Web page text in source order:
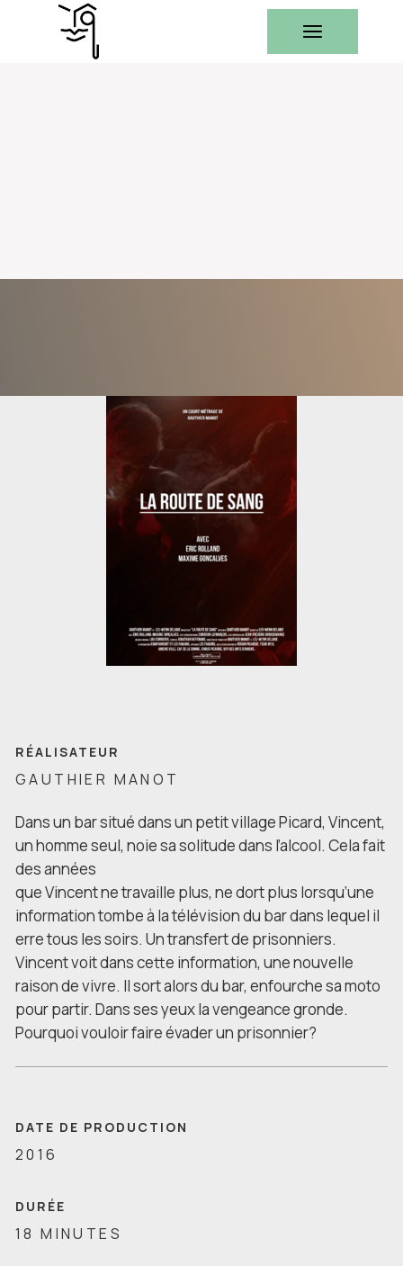
RÉALISATEUR
GAUTHIER MANOT
Dans un bar situé dans un petit village Picard, Vincent,
un homme seul, noie sa solitude dans l’alcool. Cela fait
des années
que Vincent ne travaille plus, ne dort plus lorsqu’une
information tombe à la télévision du bar dans lequel il
erre tous les soirs. Un transfert de prisonniers.
Vincent voit dans cette information, une nouvelle
raison de vivre. Il sort alors du bar, enfourche sa moto
pour partir. Dans ses yeux la vengeance gronde.
Pourquoi vouloir faire évader un prisonnier?
DATE DE PRODUCTION
2016
DURÉE
18 MINUTES